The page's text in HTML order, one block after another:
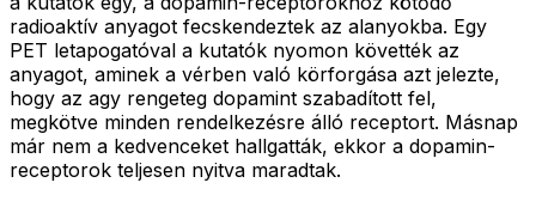
radioaktív anyagot fecskendeztek az alanyokba. Egy
PET letapogatóval a kutatók nyomon követték az
anyagot, aminek a vérben való körforgása azt jelezte,
hogy az agy rengeteg dopamint szabadított fel,
megkötve minden rendelkezésre álló receptort. Másnap
már nem a kedvenceket hallgatták, ekkor a dopamin-
receptorok teljesen nyitva maradtak.